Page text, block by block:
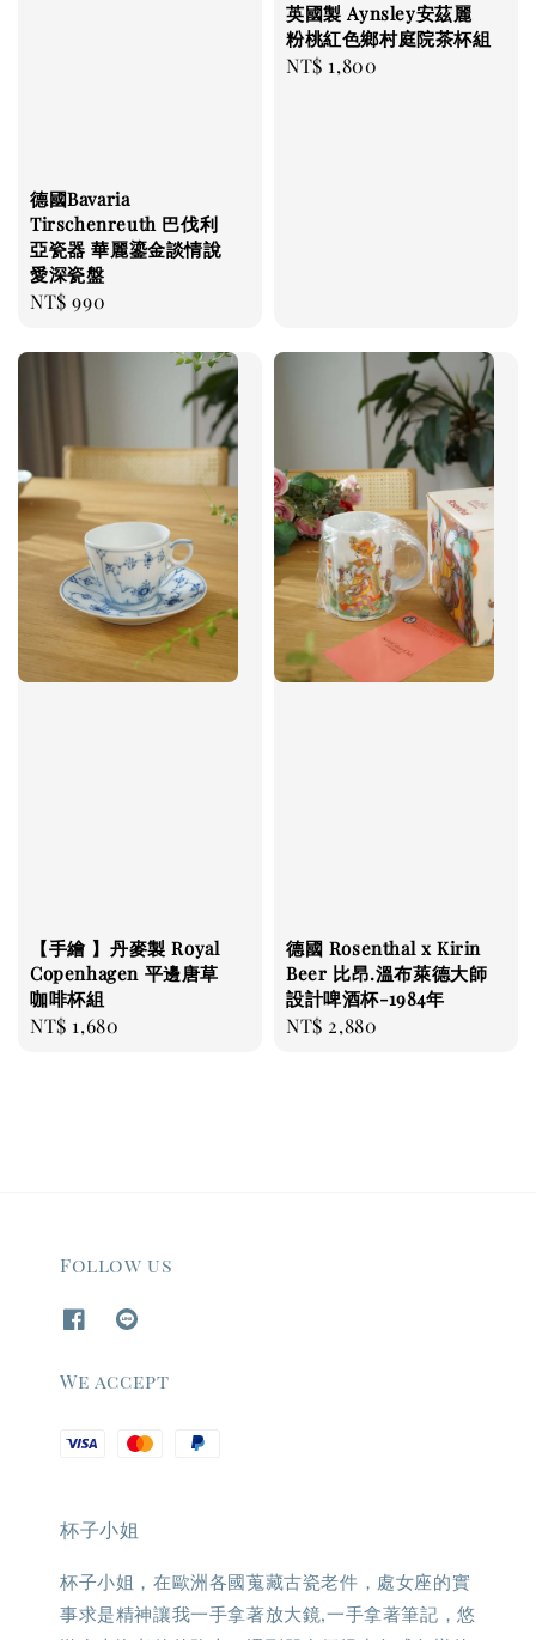
德國Bavaria
Tirschenreuth 巴伐利
亞瓷器 華麗鎏金談情說
愛深瓷盤
Regular
NT$ 990
英國製 Aynsley安茲麗
粉桃紅色鄉村庭院茶杯組
Regular
NT$ 1,800
【手繪 】丹麥製 Royal
Copenhagen 平邊唐草
咖啡杯組
Regular
NT$ 1,680
德國 Rosenthal x Kirin
Beer 比昂.溫布萊德大師
設計啤酒杯-1984年
Regular
NT$ 2,880
Follow us
We accept
杯子小姐
杯子小姐，在歐洲各國蒐藏古瓷老件，處女座的實
事求是精神讓我一手拿著放大鏡,一手拿著筆記，悠